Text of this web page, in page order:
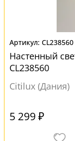
CL238560
Настенный
CL238560
Citilux (Дания)
5 299 ₽